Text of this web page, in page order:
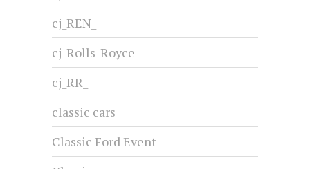
CHRYSLER CONCORDE - 1997
1997-2004
#cj-id_3216